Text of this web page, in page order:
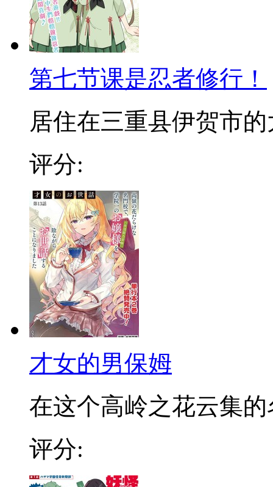
第七节课是忍者修行！
居住在三重县伊贺市的
评分:
才女的男保姆
在这个高岭之花云集的
评分: